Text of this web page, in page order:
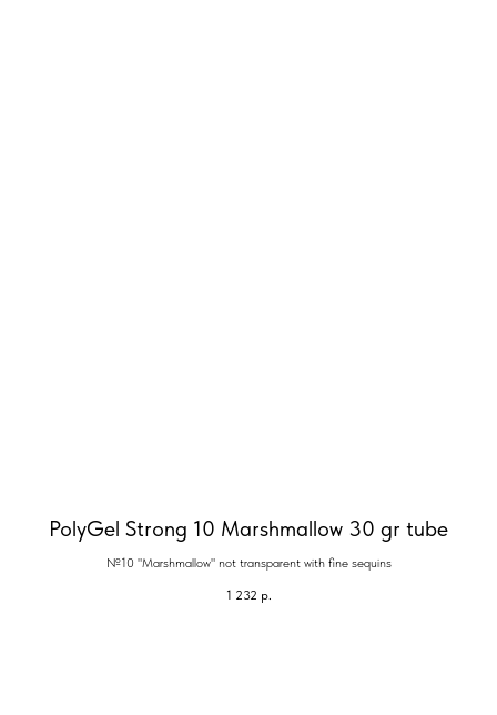
PolyGel Strong 10 Marshmallow 30 gr tube
№10 "Marshmallow" not transparent with fine sequins
1 232 р.